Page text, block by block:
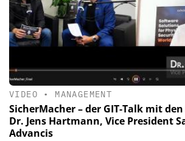
VIDEO • MANAGEMENT
SicherMacher – der GIT‑Talk mit
Dr. Jens Hartmann, Vice President
Advancis